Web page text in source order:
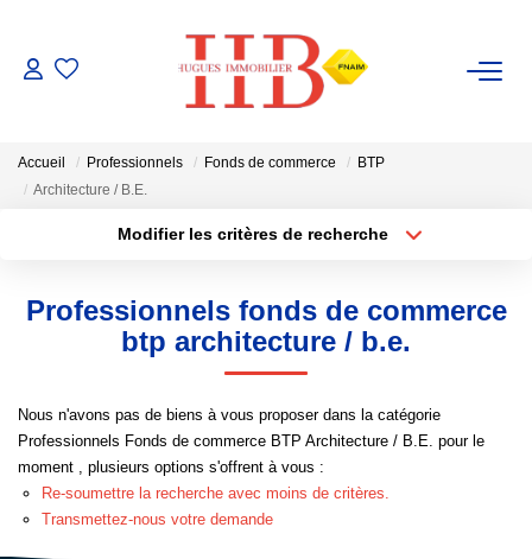
ESTIMATION
NOTRE AGENCE
Notre Équipe
Accueil Professionnels Fonds de commerce
BTP
Architecture / B.E.
Modifier les critères de recherche
Sélectionnez...
Type de bien
Surface min
Créer une alerte
Professionnels fonds de commerce
btp architecture / b.e.
Nous n'avons pas de biens à vous proposer dans la catégorie
Professionnels Fonds de commerce BTP Architecture / B.E. pour le
moment , plusieurs options s'offrent à vous :
Re-soumettre la recherche avec moins de critères.
Transmettez-nous votre demande